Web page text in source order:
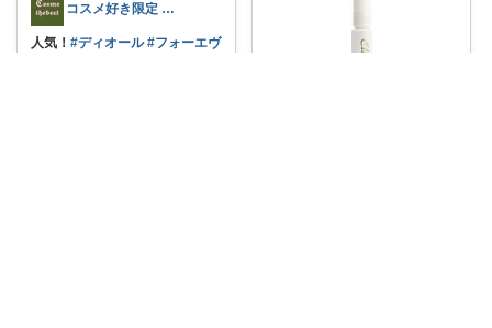
コスメ好き限定 トップ表示 Google
人気！ #ディオール #フォーエヴ